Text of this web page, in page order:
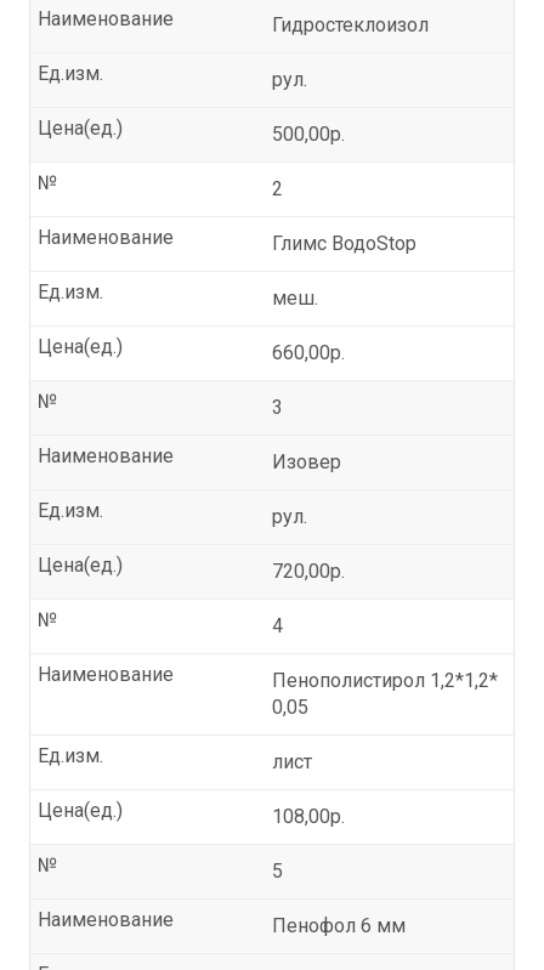
Гидростеклоизол
Наименование
рул.
Ед.изм.
500,00р.
Цена(ед.)
2
№
Глимс ВодоStop
Наименование
меш.
Ед.изм.
660,00р.
Цена(ед.)
3
№
Изовер
Наименование
рул.
Ед.изм.
720,00р.
Цена(ед.)
4
№
Пенополистирол 1,2*1,2*
0,05
Наименование
лист
Ед.изм.
108,00р.
Цена(ед.)
5
№
Пенофол 6 мм
Наименование